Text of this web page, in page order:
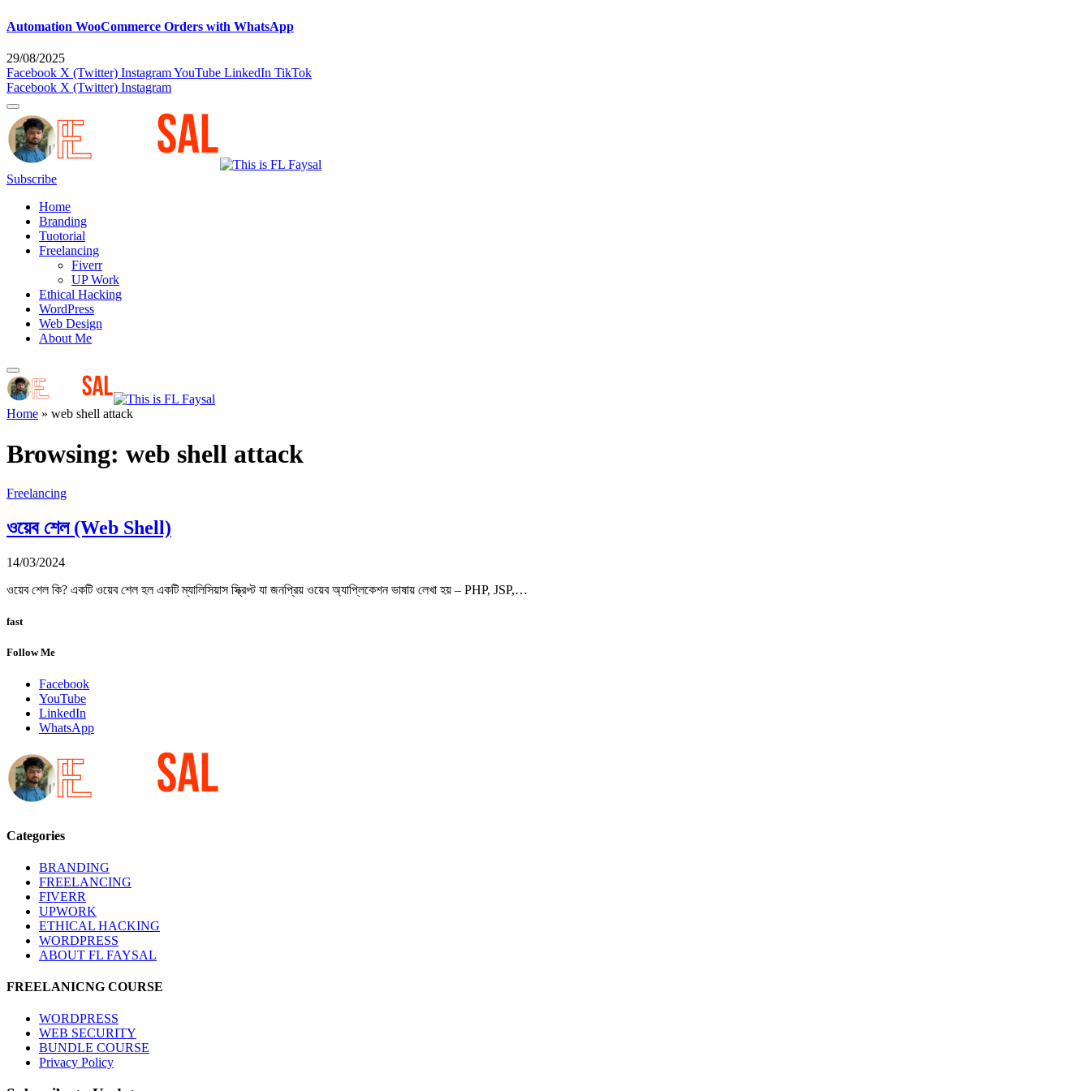
Automation WooCommerce Orders with WhatsApp
29/08/2025
Facebook X (Twitter) InstagramYouTube LinkedIn TikTok
Facebook X (Twitter) Instagram
Subscribe
Home
Branding
Tuotorial
Freelancing
Fiverr
UP Work
Ethical Hacking
WordPress
Web Design
About Me
Home » web shell attack
Browsing: web shell attack
Freelancing
ওয়েব শেল (Web Shell)
14/03/2024
ওয়েব শেল কি? একটি ওয়েব শেল হল একটি ম্যালিসিয়াস স্ক্রিপ্ট যা জনপ্রিয় ওয়েব অ্যাপ্লিকেশন ভাষায় লেখা হয় – PHP, JSP,…
fast
Follow Me
Facebook
YouTube
LinkedIn
WhatsApp
Categories
BRANDING
FREELANCING
FIVERR
UPWORK
ETHICAL HACKING
WORDPRESS
ABOUT FL FAYSAL
FREELANICNG COURSE
WORDPRESS
WEB SECURITY
BUNDLE COURSE
Privacy Policy